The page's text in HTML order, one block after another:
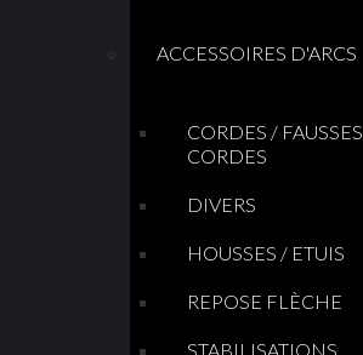
ACCESSOIRES D'ARCS
CORDES / FAUSSES
CORDES
DIVERS
HOUSSES / ETUIS
REPOSE FLÈCHE
STABILISATIONS